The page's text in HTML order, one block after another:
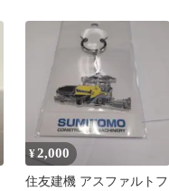
¥2,000
住友建機 アスファルトフ